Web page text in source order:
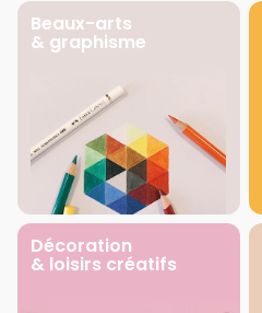
Beaux-arts
& graphisme
Décoration
& loisirs créatifs